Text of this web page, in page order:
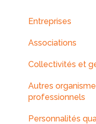
Entreprises
Associations
Collectivités et
Autres
professionnels
Personnalités